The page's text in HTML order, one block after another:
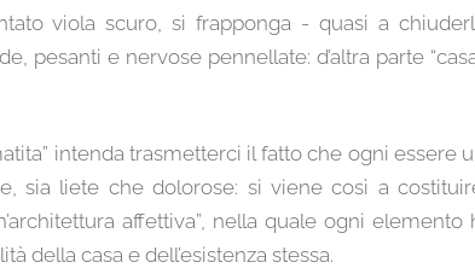
viola scuro, si frapponga - quasi a
pesanti e nervose pennellate: d’altra parte
intenda trasmetterci il fatto che ogni essere
sia liete che dolorose: si viene così a
affettiva”, nella quale ogni
della casa e dell’esistenza stessa.